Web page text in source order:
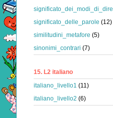
significato_dei_modi_di_dire
significato_delle_parole (12)
similitudini_metafore (5)
sinonimi_contrari (7)
15. L2 italiano
italiano_livello1 (11)
italiano_livello2 (6)